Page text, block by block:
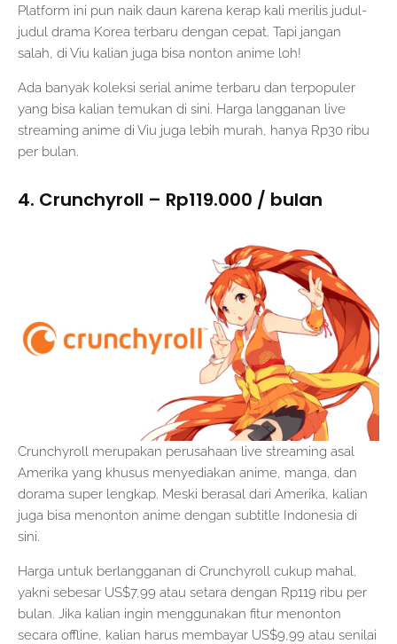
Platform ini pun naik daun karena kerap kali merilis judul-
judul drama Korea terbaru dengan cepat. Tapi jangan
salah, di Viu kalian juga bisa nonton anime loh!
Ada banyak koleksi serial anime terbaru dan terpopuler
yang bisa kalian temukan di sini. Harga langganan live
streaming anime di Viu juga lebih murah, hanya Rp30 ribu
per bulan.
4. Crunchyroll – Rp119.000 / bulan
Crunchyroll merupakan perusahaan live streaming asal
Amerika yang khusus menyediakan anime, manga, dan
dorama super lengkap. Meski berasal dari Amerika, kalian
juga bisa menonton anime dengan subtitle Indonesia di
sini.
Harga untuk berlangganan di Crunchyroll cukup mahal,
yakni sebesar US$7,99 atau setara dengan Rp119 ribu per
bulan. Jika kalian ingin menggunakan fitur menonton
secara offline, kalian harus membayar US$9,99 atau senilai